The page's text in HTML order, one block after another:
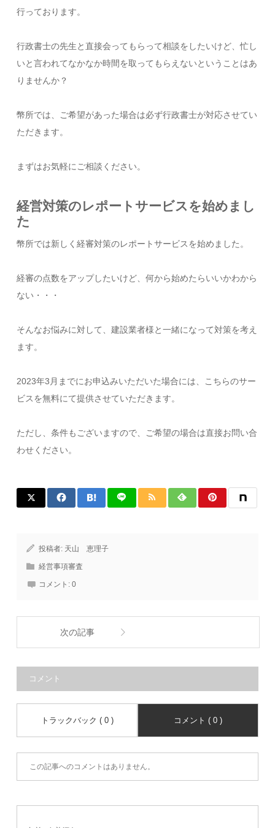
行っております。
行政書士の先生と直接会ってもらって相談をしたいけど、忙し
いと言われてなかなか時間を取ってもらえないということはあ
りませんか？
幣所では、ご希望があった場合は必ず行政書士が対応させてい
ただきます。
まずはお気軽にご相談ください。
経営対策のレポートサービスを始めまし
た
幣所では新しく経審対策のレポートサービスを始めました。
経審の点数をアップしたいけど、何から始めたらいいかわから
ない・・・
そんなお悩みに対して、建設業者様と一緒になって対策を考え
ます。
2023年3月までにお申込みいただいた場合には、こちらのサー
ビスを無料にて提供させていただきます。
ただし、条件もございますので、ご希望の場合は直接お問い合
わせください。
投稿者: 天山 恵理子
経営事項審査
コメント:0
次の記事
コメント
トラックバック ( 0 ) コメント ( 0 )
この記事へのコメントはありません。